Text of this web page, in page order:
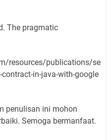
The pragmatic
resources/publications/se
in-java-with-google
penulisan ini mohon
Semoga bermanfaat.